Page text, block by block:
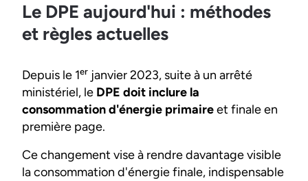
Le DPE aujourd'hui : méthodes
et règles actuelles
Depuis le 1ᵉʳ janvier 2023, suite à un arrêté
ministériel, le DPE doit inclure la
consommation d'énergie primaireet finale en
première page.
Ce changement vise à rendre davantage visible
la consommation d'énergie finale, indispensable